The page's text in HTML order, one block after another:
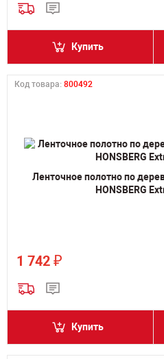
Купить
Код товара: 800492
Ленточное полотно по
HONSBERG
1 742 ₽
Купить